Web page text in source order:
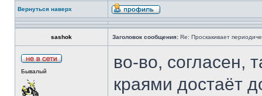
Вернуться наверх
sashok Заголовок сообщения: Re: Проскакивает
Бывалый
во-во, согласен,
краями достаёт